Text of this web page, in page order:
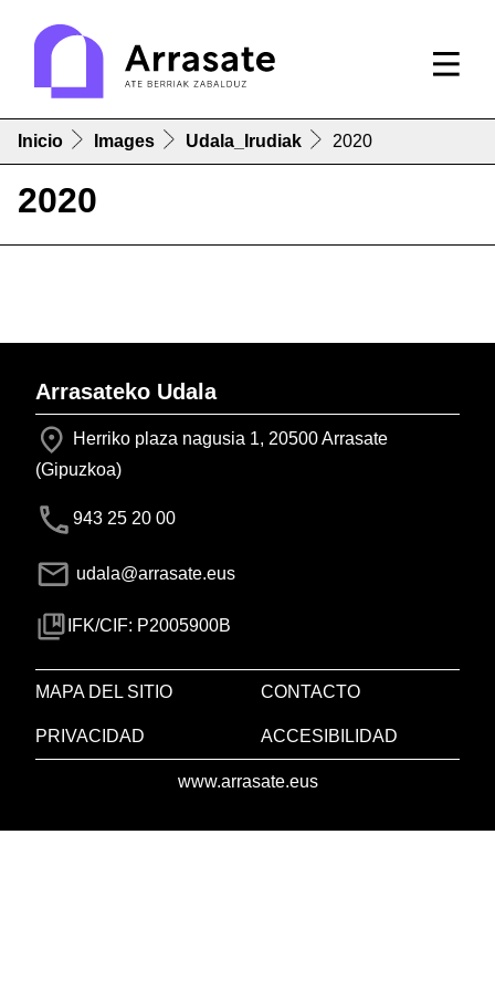
Inicio Images Udala_Irudiak 2020
2020
Arrasateko Udala
Herriko plaza nagusia 1, 20500 Arrasate
(Gipuzkoa)
943 25 20 00
udala@arrasate.eus
IFK/CIF: P2005900B
MAPA DEL SITIO CONTACTO
PRIVACIDAD ACCESIBILIDAD
www.arrasate.eus